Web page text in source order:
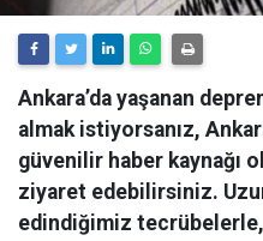
Ankara’da yaşanan
almak istiyorsanız,
güvenilir haber kaynağı
ziyaret edebilirsiniz.
edindiğimiz